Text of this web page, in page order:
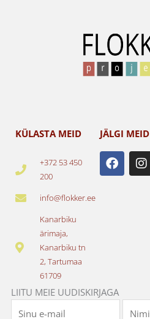
KÜLASTA MEID
+372 53 450
200
info@flokker.ee
Kanarbiku
ärimaja,
Kanarbiku tn
2, Tartumaa
61709
JÄLGI MEID
F
a
c
I
n
s
LIITU MEIE UUDISKIRJAGA